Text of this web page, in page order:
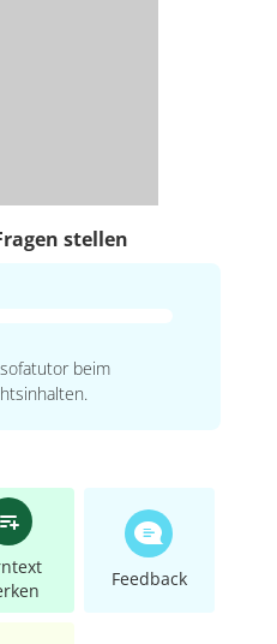
stellen
beim
Feedback